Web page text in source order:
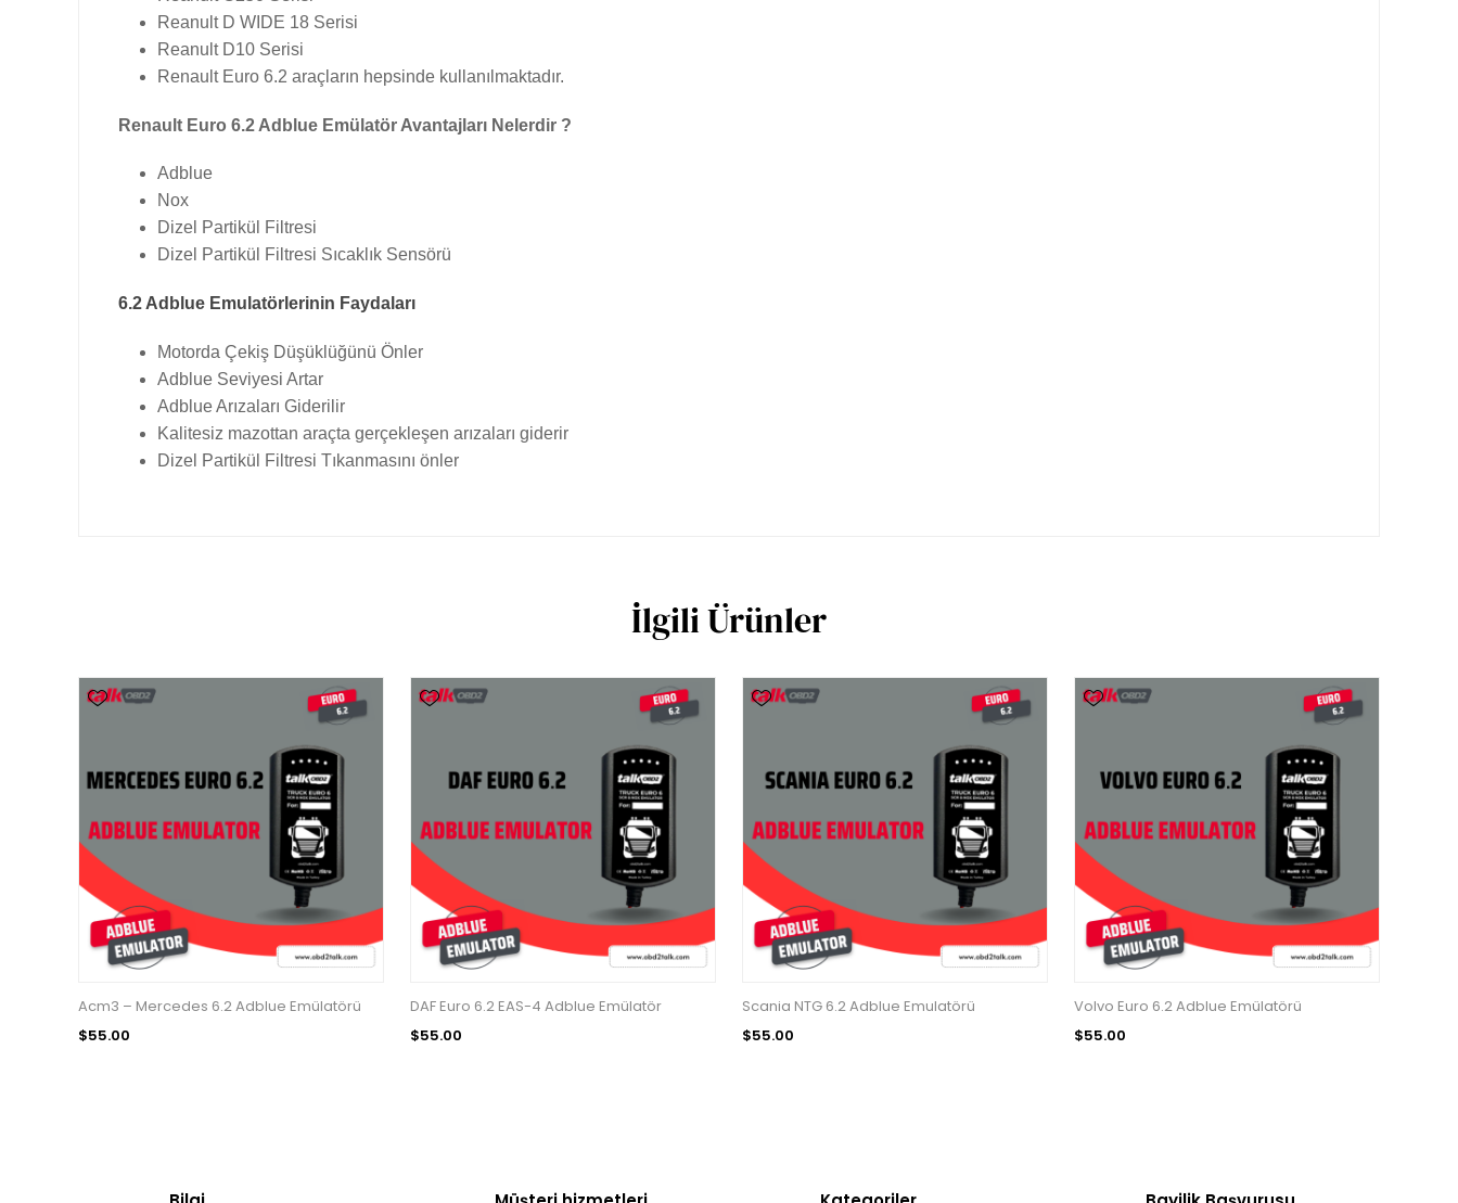
Reanult D WIDE 18 Serisi
Reanult D10 Serisi
Renault Euro 6.2 araçların hepsinde kullanılmaktadır.
Renault Euro 6.2 Adblue Emülatör Avantajları Nelerdir ?
Adblue
Nox
Dizel Partikül Filtresi
Dizel Partikül Filtresi Sıcaklık Sensörü
6.2 Adblue Emulatörlerinin Faydaları
Motorda Çekiş Düşüklüğünü Önler
Adblue Seviyesi Artar
Adblue Arızaları Giderilir
Kalitesiz mazottan araçta gerçekleşen arızaları giderir
Dizel Partikül Filtresi Tıkanmasını önler
İlgili Ürünler
Acm3 – Mercedes 6.2 Adblue Emülatörü
$55.00
DAF Euro 6.2 EAS-4 Adblue Emülatör
$55.00
Scania NTG 6.2 Adblue Emulatörü
$55.00
Volvo Euro 6.2 Adblue Emülatörü
$55.00